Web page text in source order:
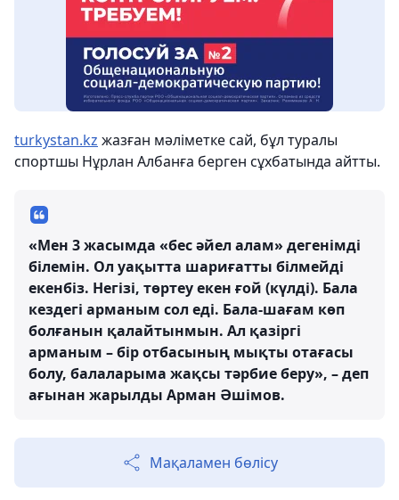
turkystan.kz жазған мәліметке сай, бұл туралы
спортшы Нұрлан Албанға берген сұхбатында айтты.
«Мен 3 жасымда «бес әйел алам» дегенімді
білемін. Ол уақытта шариғатты білмейді
екенбіз. Негізі, төртеу екен ғой (күлді). Бала
кездегі арманым сол еді. Бала-шағам көп
болғанын қалайтынмын. Ал қазіргі
арманым – бір отбасының мықты отағасы
болу, балаларыма жақсы тәрбие беру», – деп
ағынан жарылды Арман Әшімов.
Мақаламен бөлісу